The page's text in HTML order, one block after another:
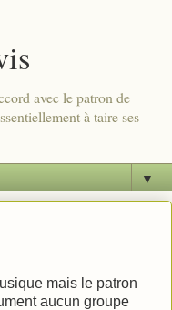
avec le patron de
à taire ses
▼
mais le patron
aucun groupe